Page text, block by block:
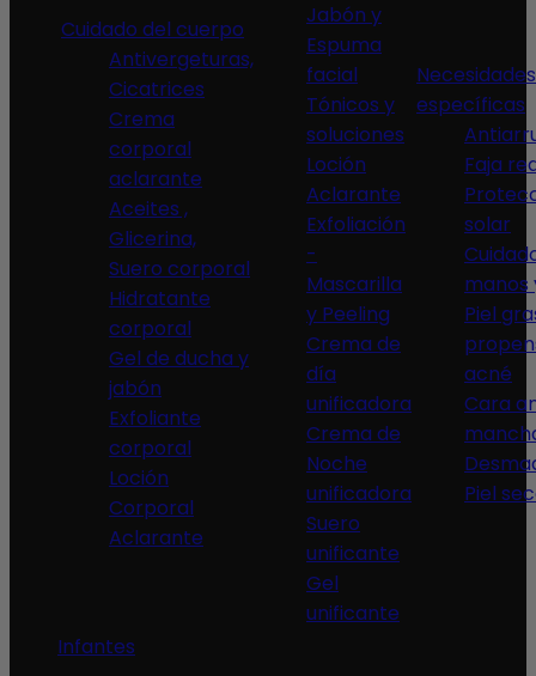
Cuidado del cuerpo
Antivergeturas,
Cicatrices
Crema
corporal
aclarante
Aceites ,
Glicerina,
Suero corporal
Hidratante
corporal
Gel de ducha y
jabón
Exfoliante
corporal
Loción
Corporal
Aclarante
Jabón y
Espuma
facial
Tónicos y
soluciones
Loción
Aclarante
Exfoliación
-
Mascarilla
y Peeling
Crema de
día
unificadora
Crema de
Noche
unificadora
Suero
unificante
Gel
unificante
Necesidades
específicas
Faja
solar
manos
Piel
acné
Cara
Piel
Infantes